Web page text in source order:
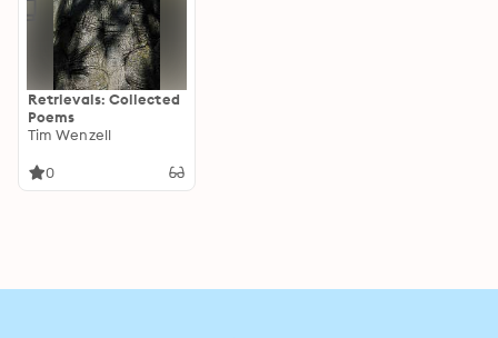
Retrievals: Collected
Poems
Tim Wenzell
0